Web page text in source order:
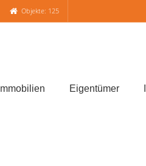
Objekte: 125
Immobilien Eigentümer